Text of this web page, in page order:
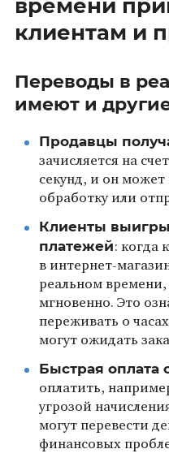
времени
клиентам и
Переводы в
имеют и
Продавцы
зачисляется на
секунд, и он может
обработку или
Клиенты
платежей: когда
в интернет-
реальном
мгновенно. Это
переживать о
могут ожидать
Быстрая оплата
оплатить,
угрозой
могут перевести
финансовых